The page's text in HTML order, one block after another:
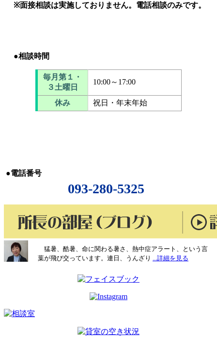
※面接相談は実施しておりません。電話相談のみです。
●相談時間
毎月第１・
３土曜日
10:00～17:00
休み 祝日・年末年始
●電話番号
093-280-5325
猛暑、酷暑、命に関わる暑さ、熱中症アラート、という言
葉が飛び交っています。連日、うんざり
...詳細を見る